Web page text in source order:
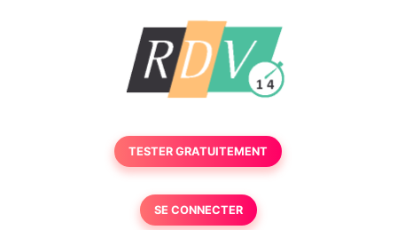
TESTER GRATUITEMENT
SE CONNECTER